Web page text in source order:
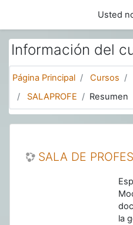
Usted
Información del
Página Principal Cursos
SALAPROFE
Resumen
SALA DE
la